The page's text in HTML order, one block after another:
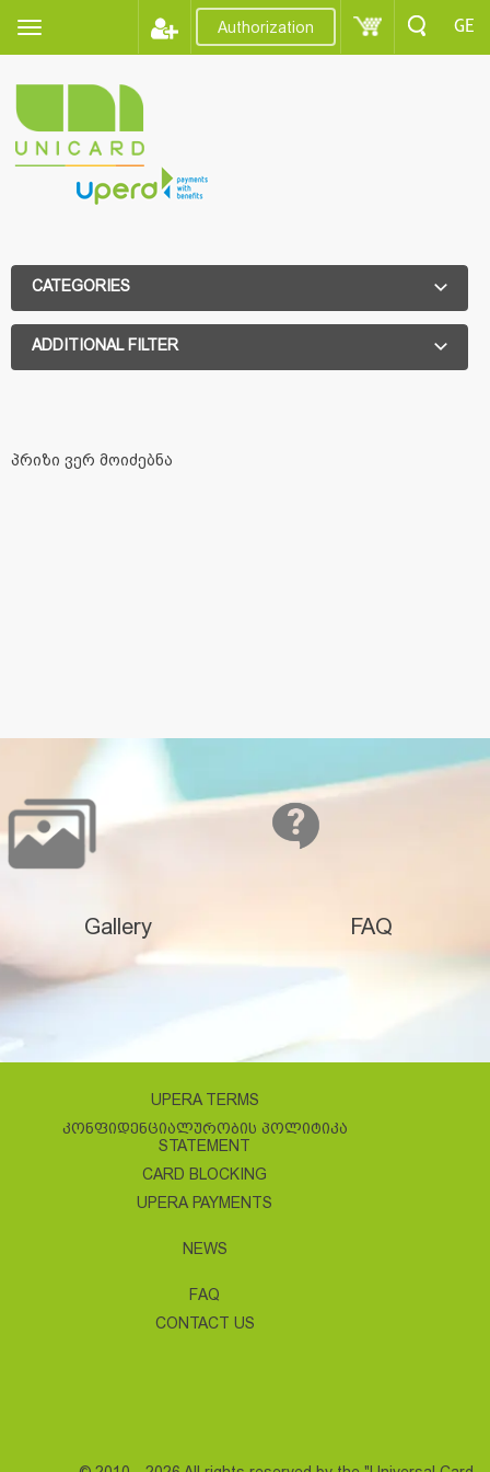
Authorization GE
CATEGORIES
ADDITIONAL FILTER
პრიზი ვერ მოიძებნა
Gallery FAQ
UPERA TERMS
ᲙᲝᲜᲤᲘᲓᲔᲜᲪᲘᲐᲚᲣᲠᲝᲑᲘᲡ ᲞᲝᲚᲘᲢᲘᲙᲐ
STATEMENT
CARD BLOCKING
UPERA PAYMENTS
NEWS
FAQ
CONTACT US